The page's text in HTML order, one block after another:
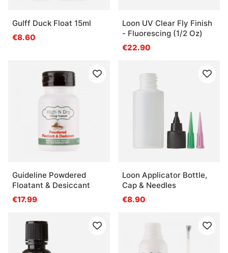
Gulff Duck Float 15ml
€8.60
Loon UV Clear Fly Finish
- Fluorescing (1/2 Oz)
€22.90
Guideline Powdered
Floatant & Desiccant
€17.99
Loon Applicator Bottle,
Cap & Needles
€8.90